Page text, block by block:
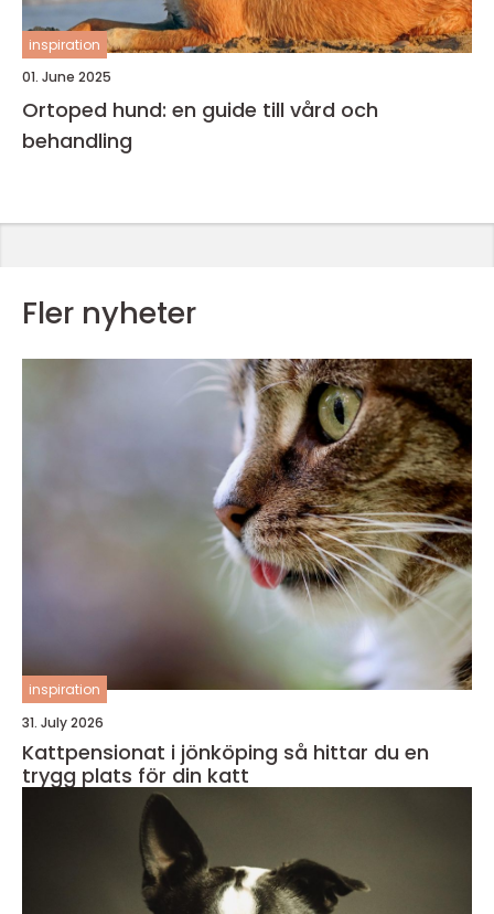
inspiration
01. June 2025
Ortoped hund: en guide till vård och
behandling
Fler nyheter
inspiration
31. July 2026
Kattpensionat i jönköping så hittar du en
trygg plats för din katt